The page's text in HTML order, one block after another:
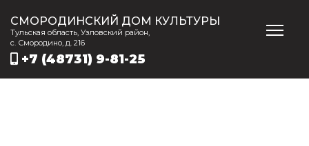
СМОРОДИНСКИЙ ДОМ КУЛЬТУРЫ
Тульская область, Узловский район,
с. Смородино, д. 216
+7 (48731) 9-81-25